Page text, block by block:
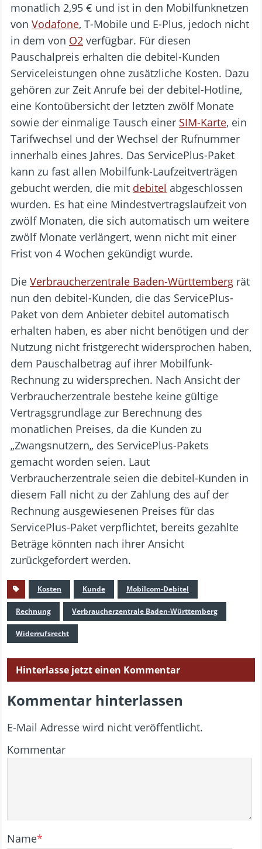
monatlich 2,95 € und ist in den Mobilfunknetzen
von Vodafone, T-Mobile und E-Plus, jedoch nicht
in dem von O2 verfügbar. Für diesen
Pauschalpreis erhalten die debitel-Kunden
Serviceleistungen ohne zusätzliche Kosten. Dazu
gehören zur Zeit Anrufe bei der debitel-Hotline,
eine Kontoübersicht der letzten zwölf Monate
sowie der einmalige Tausch einer SIM-Karte, ein
Tarifwechsel und der Wechsel der Rufnummer
innerhalb eines Jahres. Das ServicePlus-Paket
kann zu fast allen Mobilfunk-Laufzeitverträgen
gebucht werden, die mit debitel abgeschlossen
wurden. Es hat eine Mindestvertragslaufzeit von
zwölf Monaten, die sich automatisch um weitere
zwölf Monate verlängert, wenn nicht mit einer
Frist von 4 Wochen gekündigt wurde.
Die Verbraucherzentrale Baden-Württemberg rät
nun den debitel-Kunden, die das ServicePlus-
Paket von dem Anbieter debitel automatisch
erhalten haben, es aber nicht benötigen und der
Nutzung nicht fristgerecht widersprochen haben,
dem Pauschalbetrag auf ihrer Mobilfunk-
Rechnung zu widersprechen. Nach Ansicht der
Verbraucherzentrale bestehe keine gültige
Vertragsgrundlage zur Berechnung des
monatlichen Preises, da die Kunden zu
„Zwangsnutzern„ des ServicePlus-Pakets
gemacht worden seien. Laut
Verbraucherzentrale seien die debitel-Kunden in
diesem Fall nicht zu der Zahlung des auf der
Rechnung ausgewiesenen Preises für das
ServicePlus-Paket verpflichtet, bereits gezahlte
Beträge könnten nach ihrer Ansicht
zurückgefordert werden.
Kosten Kunde Mobilcom-Debitel
Rechnung Verbraucherzentrale Baden-Württemberg
Widerrufsrecht
Hinterlasse jetzt einen Kommentar
Kommentar hinterlassen
E-Mail Adresse wird nicht veröffentlicht.
Kommentar
Name*